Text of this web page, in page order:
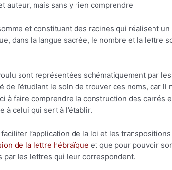
auteur, mais sans y rien comprendre.
et constituant des racines qui réalisent un
dans la langue sacrée, le nombre et la lettre
sont représentées schématiquement par les
de l’étudiant le soin de trouver ces noms, car il
à faire comprendre la construction des carrés
à celui qui sert à l’établir.
l’application de la loi et les transpositions
de la lettre hébraïque et que pour pouvoir
par les lettres qui leur correspondent.